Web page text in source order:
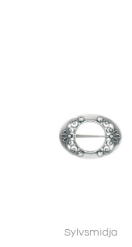
Sylvsmidja